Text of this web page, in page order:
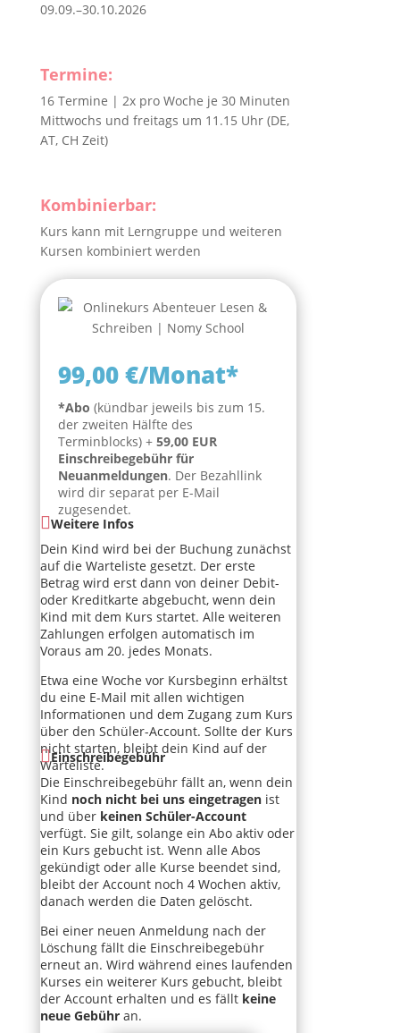
09.09.–30.10.2026
Termine:
16 Termine | 2x pro Woche je 30 Minuten
Mittwochs und freitags um 11.15 Uhr (DE,
AT, CH Zeit)
Kombinierbar:
Kurs kann mit Lerngruppe und weiteren
Kursen kombiniert werden
99,00 €/Monat*
*Abo (kündbar jeweils bis zum 15.
der zweiten Hälfte des
Terminblocks) + 59,00 EUR
Einschreibegebühr für
Neuanmeldungen. Der Bezahllink
wird dir separat per E-Mail
zugesendet.
Weitere Infos
Dein Kind wird bei der Buchung zunächst
auf die Warteliste gesetzt. Der erste
Betrag wird erst dann von deiner Debit-
oder Kreditkarte abgebucht, wenn dein
Kind mit dem Kurs startet. Alle weiteren
Zahlungen erfolgen automatisch im
Voraus am 20. jedes Monats.
Etwa eine Woche vor Kursbeginn erhältst
du eine E-Mail mit allen wichtigen
Informationen und dem Zugang zum Kurs
über den Schüler-Account. Sollte der Kurs
nicht starten, bleibt dein Kind auf der
Warteliste.
Einschreibegebühr
Die Einschreibegebühr fällt an, wenn dein
Kind noch nicht bei uns eingetragen ist
und über keinen Schüler-Account
verfügt. Sie gilt, solange ein Abo aktiv oder
ein Kurs gebucht ist. Wenn alle Abos
gekündigt oder alle Kurse beendet sind,
bleibt der Account noch 4 Wochen aktiv,
danach werden die Daten gelöscht.
Bei einer neuen Anmeldung nach der
Löschung fällt die Einschreibegebühr
erneut an. Wird während eines laufenden
Kurses ein weiterer Kurs gebucht, bleibt
der Account erhalten und es fällt keine
neue Gebühran.